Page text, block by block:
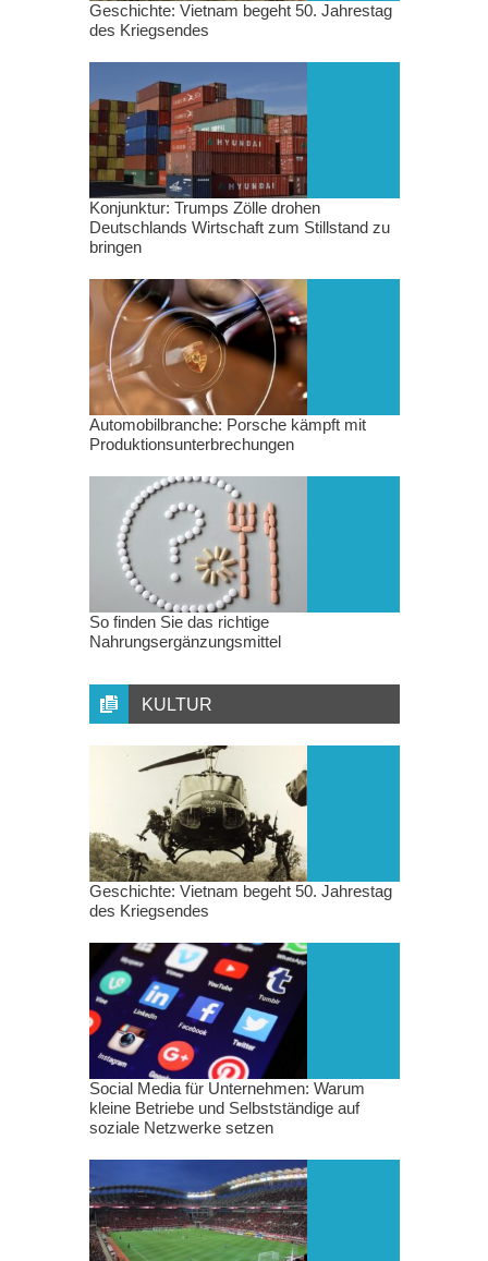
Geschichte: Vietnam begeht 50. Jahrestag
des Kriegsendes
Konjunktur: Trumps Zölle drohen
Deutschlands Wirtschaft zum Stillstand zu
bringen
Automobilbranche: Porsche kämpft mit
Produktionsunterbrechungen
So finden Sie das richtige
Nahrungsergänzungsmittel
KULTUR
Geschichte: Vietnam begeht 50. Jahrestag
des Kriegsendes
Social Media für Unternehmen: Warum
kleine Betriebe und Selbstständige auf
soziale Netzwerke setzen